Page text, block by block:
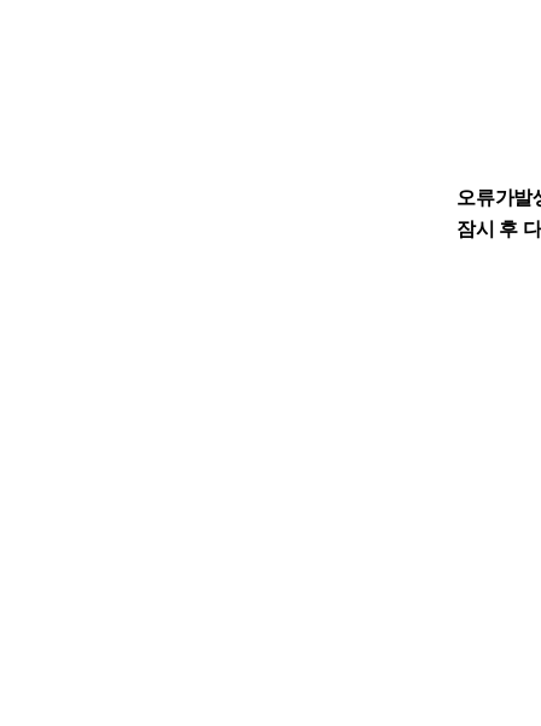
오류가발
잠시 후